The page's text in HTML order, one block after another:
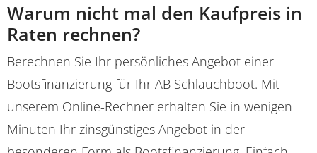
Warum nicht mal den Kaufpreis in
Raten rechnen?
Berechnen Sie Ihr persönliches Angebot einer
Bootsfinanzierung für Ihr AB Schlauchboot. Mit
unserem Online-Rechner erhalten Sie in wenigen
Minuten Ihr zinsgünstiges Angebot in der